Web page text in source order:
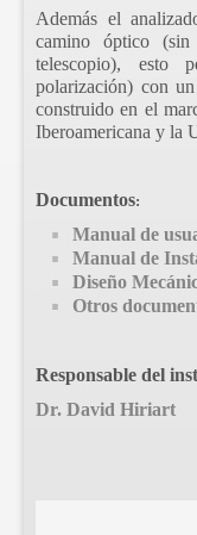
Además el
camino óptico
telescopio), esto
polarización) con
construido en el
Iberoamericana y la
Documentos:
Manual de
Manual de
Diseño
Otros
Responsable del
Dr. David Hiriart